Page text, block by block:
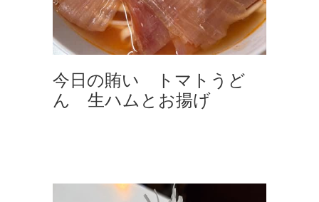
今日の賄い トマトうど
ん 生ハムとお揚げ